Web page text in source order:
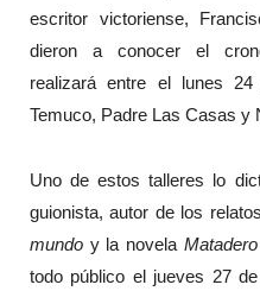
escritor victoriense,
dieron a conocer el
realizará entre el lunes
Temuco, Padre Las Casas y
Uno de estos talleres lo
guionista, autor de los relatos
mundoy la novela
todo público el jueves 27